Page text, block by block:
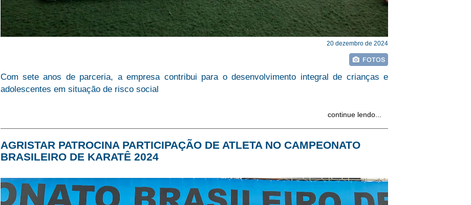
20 dezembro de 2024
Com sete anos de parceria, a empresa contribui para o desenvolvimento integral de crianças e
adolescentes em situação de risco social
continue lendo...
AGRISTAR PATROCINA PARTICIPAÇÃO DE ATLETA NO CAMPEONATO
BRASILEIRO DE KARATÊ 2024